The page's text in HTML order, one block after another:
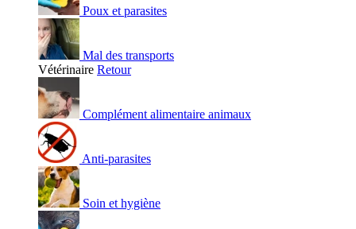
Poux et parasites
Mal des transports
Vétérinaire Retour
Complément alimentaire animaux
Anti-parasites
Soin et hygiène